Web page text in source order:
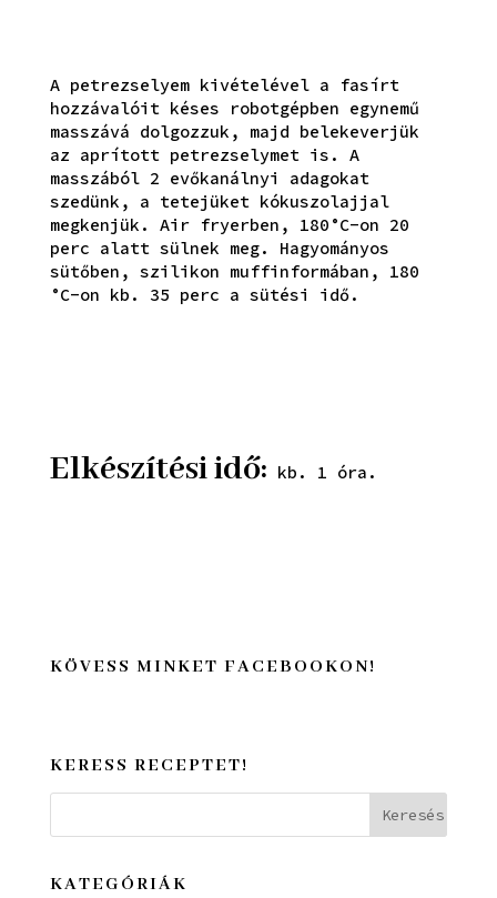
A petrezselyem kivételével a fasírt
hozzávalóit késes robotgépben egynemű
masszává dolgozzuk, majd belekeverjük
az aprított petrezselymet is. A
masszából 2 evőkanálnyi adagokat
szedünk, a tetejüket kókuszolajjal
megkenjük. Air fryerben, 180°C-on 20
perc alatt sülnek meg. Hagyományos
sütőben, szilikon muffinformában, 180
°C-on kb. 35 perc a sütési idő.
Elkészítési idő: kb. 1 óra.
KÖVESS MINKET FACEBOOKON!
KERESS RECEPTET!
KATEGÓRIÁK